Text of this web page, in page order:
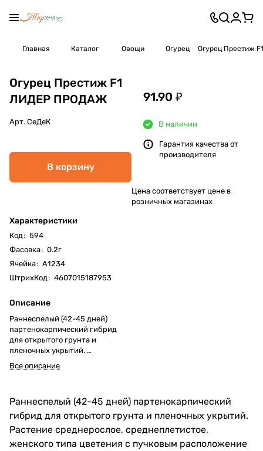
Главная Каталог Овощи Огурец Огурец Престиж
Огурец Престиж F1
ЛИДЕР ПРОДАЖ
Арт. СеДеК
В корзину
Характеристики
Код: 594
Фасовка: 0.2г
Ячейка: А1234
ШтрихКод: 4607015187953
Описание
Раннеспелый (42-45 дней)
партенокарпический гибрид
для открытого грунта и
пленочных укрытий.
Суперурожайный!
Для консервирования.
Все описание
91.90 ₽
В наличии
Гарантия качества от
производителя
Цена соответствует цене в
розничных магазинах
Раннеспелый (42-45 дней) партенокарпический
гибрид для открытого грунта и пленочных укрытий.
Растение среднерослое, среднеплетистое,
женского типа цветения с пучковым расположение